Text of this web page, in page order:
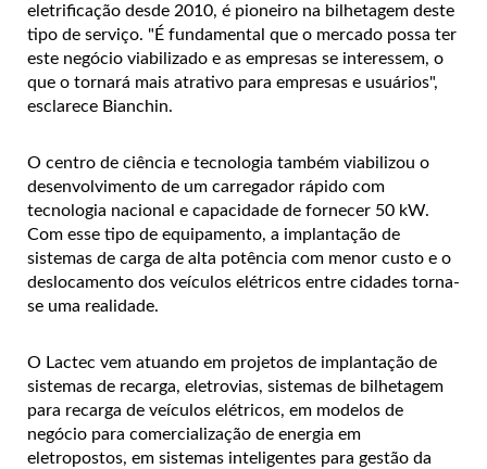
eletrificação desde 2010, é pioneiro na bilhetagem deste
tipo de serviço. "É fundamental que o mercado possa ter
este negócio viabilizado e as empresas se interessem, o
que o tornará mais atrativo para empresas e usuários",
esclarece Bianchin.
O centro de ciência e tecnologia também viabilizou o
desenvolvimento de um carregador rápido com
tecnologia nacional e capacidade de fornecer 50 kW.
Com esse tipo de equipamento, a implantação de
sistemas de carga de alta potência com menor custo e o
deslocamento dos veículos elétricos entre cidades torna-
se uma realidade.
O Lactec vem atuando em projetos de implantação de
sistemas de recarga, eletrovias, sistemas de bilhetagem
para recarga de veículos elétricos, em modelos de
negócio para comercialização de energia em
eletropostos, em sistemas inteligentes para gestão da